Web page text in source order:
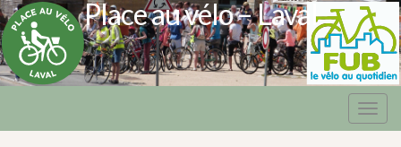
Place au vélo – Laval